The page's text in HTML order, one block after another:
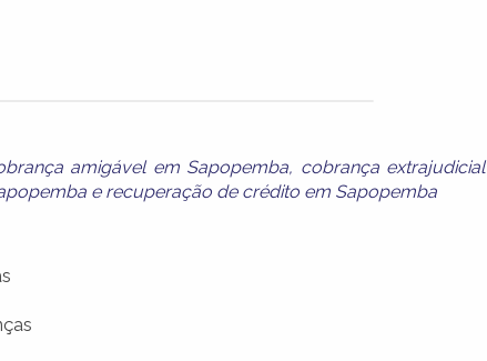
amigável em Sapopemba, cobrança extrajudicial
e recuperação de crédito em Sapopemba